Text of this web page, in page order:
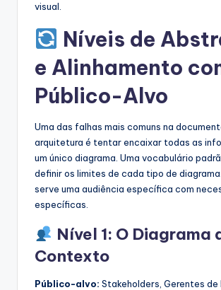
visual.
Níveis de
e Alinhamento
Público-Alvo
Uma das falhas mais comuns na
arquitetura é tentar encaixar todas as
um único diagrama. Uma vocabulário
definir os limites de cada tipo de
serve uma audiência específica com
específicas.
Nível 1: O Diagrama
Contexto
Público-alvo: Stakeholders, Gerentes de